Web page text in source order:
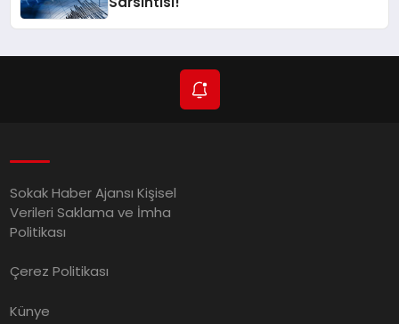
Sokak Haber Ajansı Kişisel
Verileri Saklama ve İmha
Politikası
Çerez Politikası
Künye